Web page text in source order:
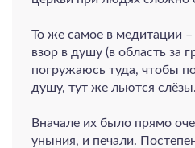
То же самое в медитации
взор в душу (в область за
погружаюсь туда, чтобы
душу, тут же льются слёзы.
Вначале их было прямо
уныния, и печали.